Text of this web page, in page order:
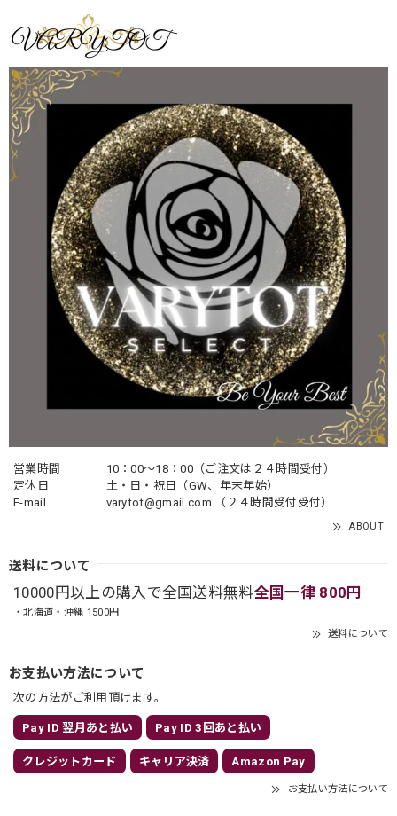
営業時間
10：00〜18：00（ご注文は２４時間受付）
定休日
土・日・祝日（GW、年末年始）
E-mail
varytot@gmail.com （２４時間受付受付）
ABOUT
送料について
10000円以上の購入で全国送料無料全国一律 800円
・北海道・沖縄 1500円
送料について
お支払い方法について
次の方法がご利用頂けます。
Pay ID 翌月あと払い Pay ID 3回あと払い
クレジットカード キャリア決済 Amazon Pay
お支払い方法について